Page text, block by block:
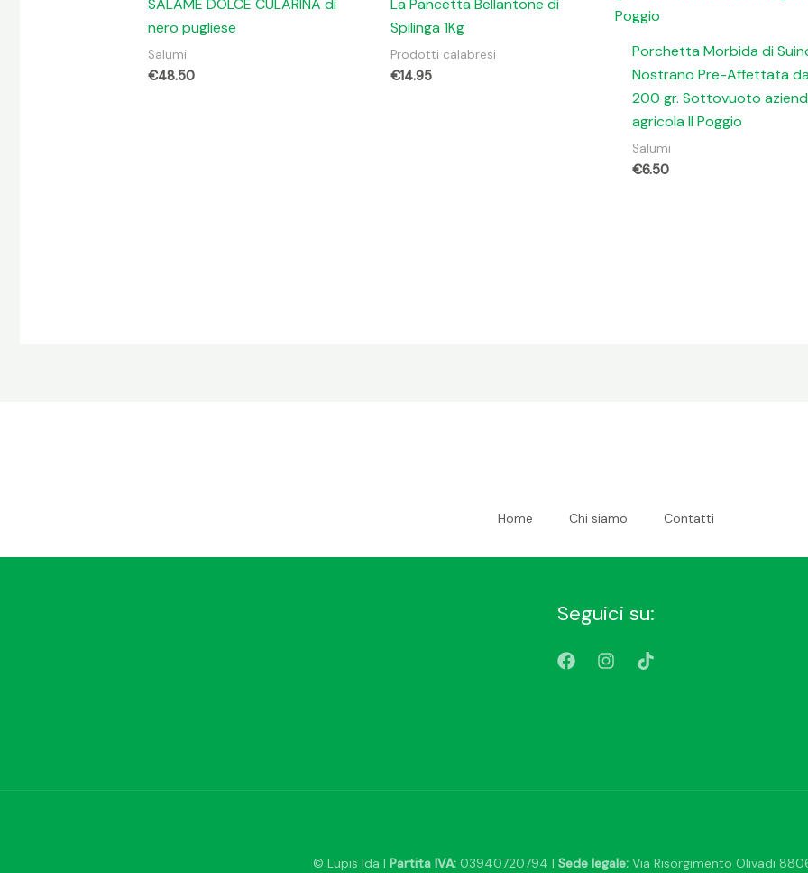
nero pugliese
Salumi
€48.50
Spilinga 1Kg
Prodotti calabresi
€14.95
Porchetta Morbida di
Nostrano Pre-Affettata
200 gr. Sottovuoto
agricola Il Poggio
Salumi
€6.50
Home Chi siamo Contatti
Seguici su:
© Lupis Ida | Partita IVA:03940720794 | Sede legale:Via Risorgimento Olivadi